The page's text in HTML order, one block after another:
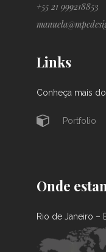
+55 21 999218853
Links
Conheça mais
Portfolio
Onde
Rio de Janeiro –